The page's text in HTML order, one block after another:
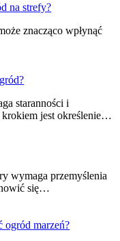
na strefy?
znacząco wpłynąć
staranności i
krokiem jest określenie…
wymaga przemyślenia
się…
ogród marzeń?